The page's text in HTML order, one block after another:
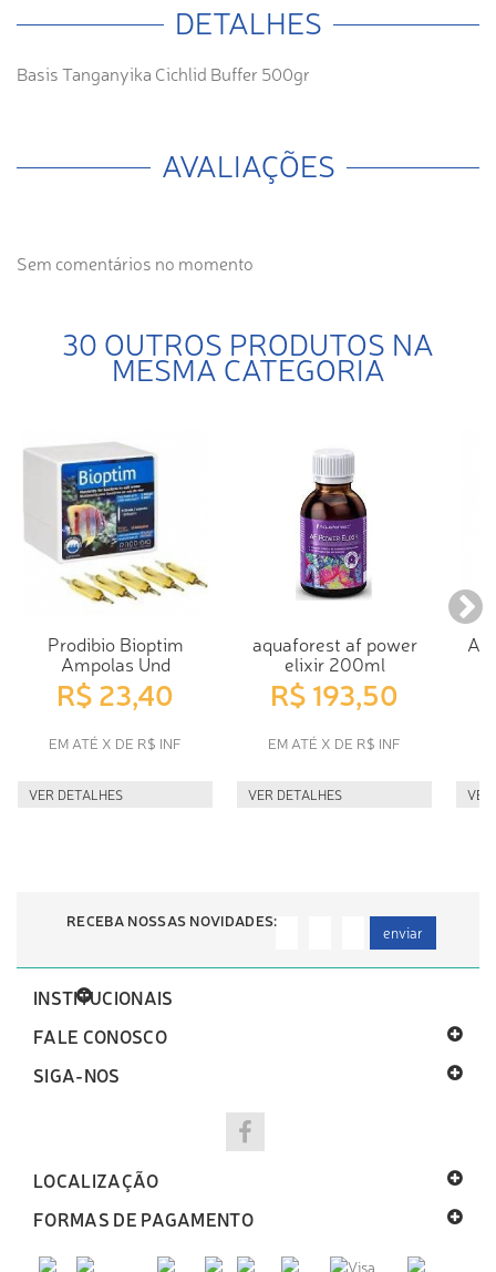
DETALHES
Basis Tanganyika Cichlid Buffer 500gr
AVALIAÇÕES
Sem comentários no momento
30 OUTROS PRODUTOS NA
MESMA CATEGORIA
Prodibio Bioptim
Ampolas Und
R$ 23,40
EM ATÉ X DE R$ INF
VER DETALHES
aquaforest af power
elixir 200ml
R$ 193,50
EM ATÉ X DE R$ INF
VER DETALHES VER
RECEBA NOSSAS NOVIDADES:
enviar
INSTITUCIONAIS
FALE CONOSCO
SIGA-NOS
LOCALIZAÇÃO
FORMAS DE PAGAMENTO